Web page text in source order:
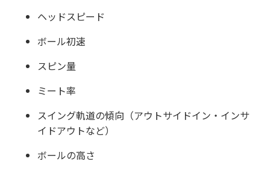
ヘッドスピード
ボール初速
スピン量
ミート率
スイング軌道の傾向（アウトサイドイン・インサ
イドアウトなど）
ボールの高さ